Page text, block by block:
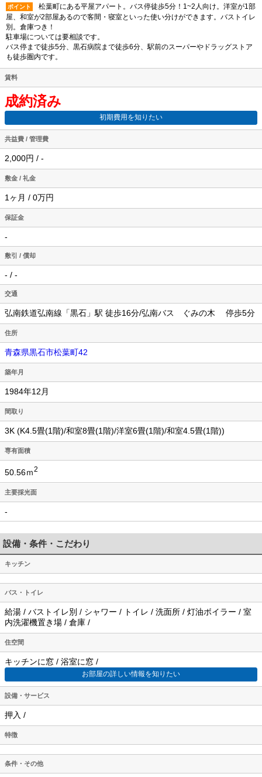
ポイント
松葉町にある平屋アパート。バス停徒歩5分！1~2人向け。洋室が1部
屋、和室が2部屋あるので客間・寝室といった使い分けができます。バストイレ
別。倉庫つき！
駐車場については要相談です。
バス停まで徒歩5分、黒石病院まで徒歩6分、駅前のスーパーやドラッグストア
も徒歩圏内です。
賃料
成約済み
初期費用を知りたい
共益費 / 管理費
2,000円 / -
敷金 / 礼金
1ヶ月 / 0万円
保証金
-
敷引 / 償却
- / -
交通
弘南鉄道弘南線「黒石」駅 徒歩16分/弘南バス ぐみの木 停歩5分
住所
青森県黒石市松葉町42
築年月
1984年12月
間取り
3K (K4.5畳(1階)/和室8畳(1階)/洋室6畳(1階)/和室4.5畳(1階))
専有面積
50.56ｍ2
主要採光面
-
設備・条件・こだわり
キッチン
バス・トイレ
給湯 / バストイレ別 / シャワー / トイレ / 洗面所 / 灯油ボイラー / 室
内洗濯機置き場 / 倉庫 /
住空間
キッチンに窓 / 浴室に窓 /
お部屋の詳しい情報を知りたい
設備・サービス
押入 /
特徴
条件・その他